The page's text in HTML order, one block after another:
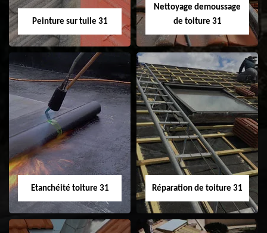
Peinture sur tuile 31
Peinture sur tuile
31
Nettoyage demoussage
de toiture 31
Nettoyage
demoussage de
toiture 31
Etanchéité toiture 31 Réparation de toiture 31